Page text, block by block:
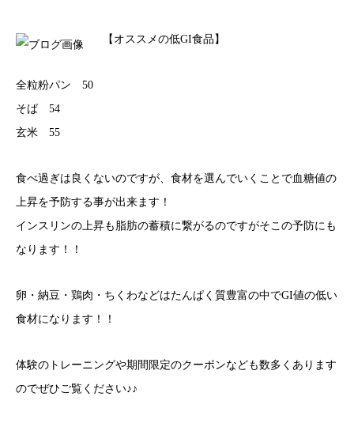
【オススメの低GI食品】
全粒粉パン 50
そば 54
玄米 55
食べ過ぎは良くないのですが、食材を選んでいくことで血糖値の
上昇を予防する事が出来ます！
インスリンの上昇も脂肪の蓄積に繋がるのですがそこの予防にも
なります！！
卵・納豆・鶏肉・ちくわなどはたんぱく質豊富の中でGI値の低い
食材になります！！
体験のトレーニングや期間限定のクーポンなども数多くあります
のでぜひご覧ください♪♪